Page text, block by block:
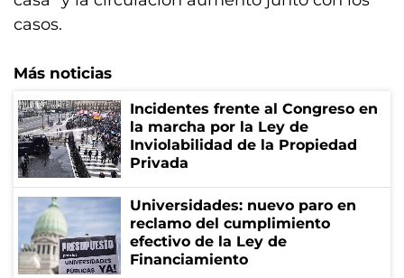
casos.
Más noticias
Incidentes frente al Congreso en
la marcha por la Ley de
Inviolabilidad de la Propiedad
Privada
Universidades: nuevo paro en
reclamo del cumplimiento
efectivo de la Ley de
Financiamiento